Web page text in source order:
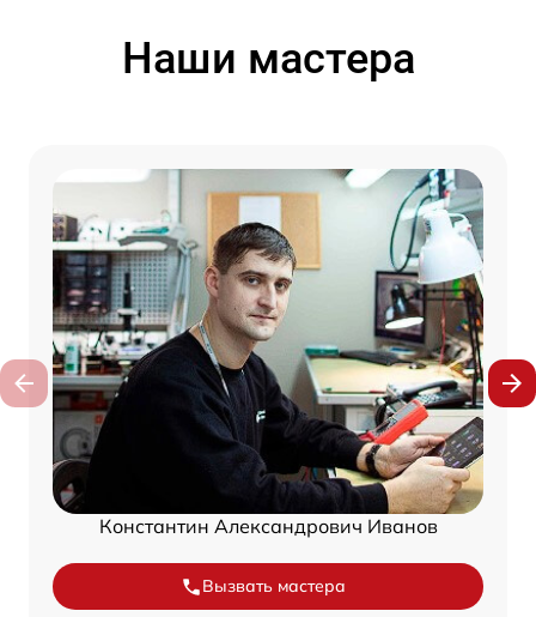
Наши мастера
Константин Александрович Иванов
Вызвать мастера